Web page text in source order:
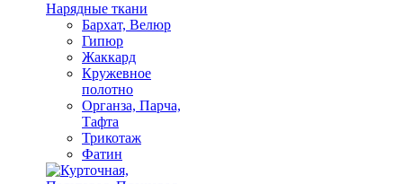
Нарядные ткани
Бархат, Велюр
Гипюр
Жаккард
Кружевное
полотно
Органза, Парча,
Тафта
Трикотаж
Фатин